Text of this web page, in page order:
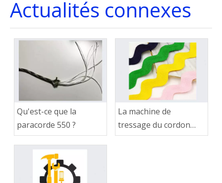
Actualités connexes
Qu'est-ce que la
paracorde 550 ?
La machine de
tressage du cordon
élastique du motif